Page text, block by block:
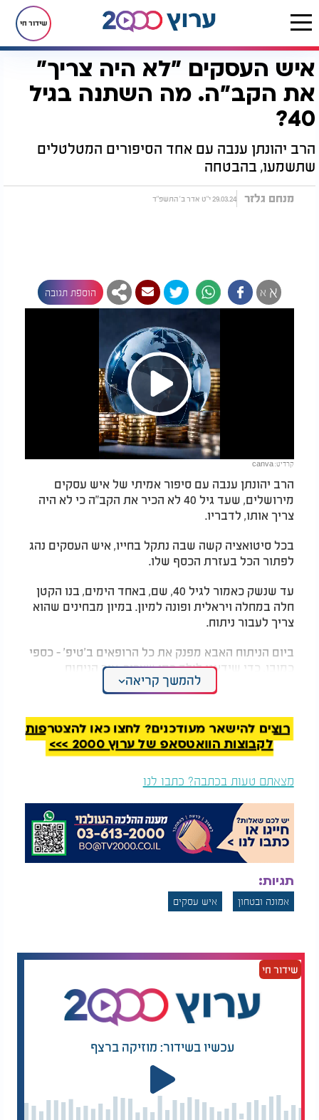
שידור חי
דף הבית יהדות לקראת שבת
איש העסקים "לא היה צריך"
את הקב"ה. מה השתנה בגיל
40?
הרב יהונתן ענבה עם אחד הסיפורים המטלטלים
שתשמעו, בהבטחה
מנחם גלזר 29.03.24 י"ט אדר ב' התשפ"ד
א א הוספת תגובה
Play
Video
קרדיט: canva
הרב יהונתן ענבה עם סיפור אמיתי של איש עסקים
מירושלים, שעד גיל 40 לא הכיר את הקב"ה כי לא היה
צריך אותו, לדבריו.
בכל סיטואציה קשה שבה נתקל בחייו, איש העסקים נהג
לפתור הכל בעזרת הכסף שלו.
עד שנשק כאמור לגיל 40, שם, באחד הימים, בנו הקטן
חלה במחלה ויראלית ופונה למיון. במיון מבחינים שהוא
צריך לעבור ניתוח.
ביום הניתוח האבא מפנק את כל הרופאים ב'טיפ' - כספי
כמובן, כדי שידאגו לילד כמו שצריך. איך הניתוח
הסתיים, ומה קרה לאב באותם רגעים? את הסיפור הזה,
אין סיכוי שאתם מפספסים.
להמשך קריאה
רוצים להישאר מעודכנים? לחצו כאן להצטרפות
לקבוצות הוואטסאפ של ערוץ 2000 >>>
מצאתם טעות בכתבה? כתבו לנו
תגיות:
אמונה ובטחון איש עסקים
שידור חי
עכשיו בשידור: מוזיקה ברצף